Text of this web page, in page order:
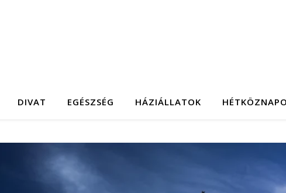
DIVAT EGÉSZSÉG HÁZIÁLLATOK